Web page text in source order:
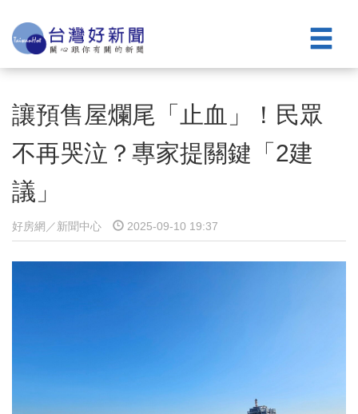
讓預售屋爛尾「止血」！民眾
不再哭泣？專家提關鍵「2建
議」
好房網／新聞中心 2025-09-10 19:37